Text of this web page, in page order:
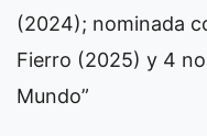
(2024); nominada
Fierro (2025) y 4
Mundo”